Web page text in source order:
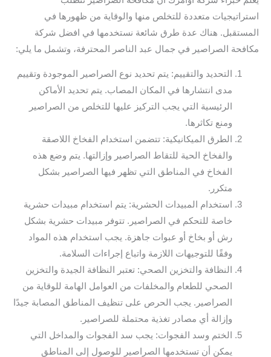
استراتيجيات متعددة للتخلص منها والوقاية من ظهورها في
المستقبل. هناك عدة طرق شائعة نستخدمها في افضل شركة
مكافحة الصراصير في جمال عبد الناصر المحترفة، وتشمل ما يلي:
التحديد والتقييم: يتم تحديد نوع الصراصير الموجودة وتقييم
مدى انتشارها في المكان المصاب. يتم تحديد الأماكن
الرئيسية التي يجب التركيز عليها للتخلص من الصراصير
ومنع تكاثرها.
الطرق الميكانيكية: تتضمن استخدام الفخاخ اللاصقة
والفخاخ الحية للتقاط الصراصير وإزالتها. يتم وضع هذه
الفخاخ في المناطق التي تظهر فيها الصراصير بشكل
متكرر.
استخدام المبيدات الحشرية: يتم استخدام مبيدات حشرية
خاصة للتحكم في الصراصير. تتوفر مبيدات حشرية بشكل
رش أو بخاخ أو عبوات جاهزة. يجب استخدام هذه المواد
وفقًا للتوجيهات اللازمة واتباع إجراءات السلامة.
النظافة والتخزين الصحي: تعتبر النظافة الجيدة والتخزين
الصحي للطعام والمخلفات من العوامل الهامة للوقاية من
الصراصير. يجب الحرص على تنظيف المناطق المصابة جيدًا
وإزالة أي مصادر تغذية محتملة للصراصير.
الختم وسد الفجوات: يجب سد الفجوات والمداخل التي
يمكن أن تستخدمها الصراصير للوصول إلى المناطق